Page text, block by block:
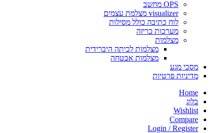
visualizer מצלמת עצמים
לוח כתיבה כולל מסילות
מערכות כריזה
מצלמות
מצלמות לכיתה היברידית
מצלמות אבטחה
מגע
פרטיות
Login /